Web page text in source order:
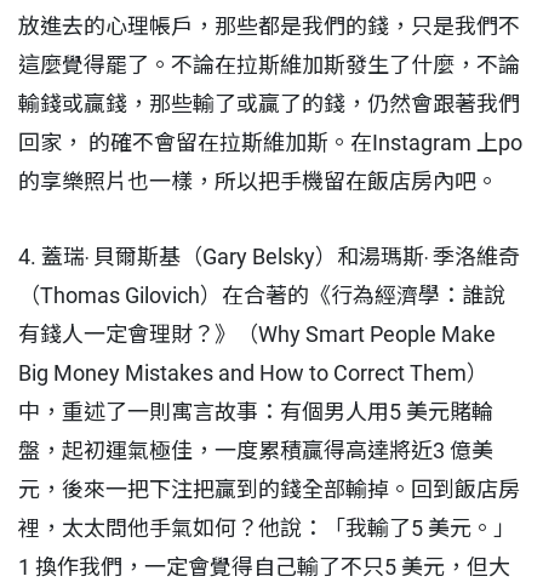
放進去的心理帳戶，那些都是我們的錢，只是我們不
這麼覺得罷了。不論在拉斯維加斯發生了什麼，不論
輸錢或贏錢，那些輸了或贏了的錢，仍然會跟著我們
回家， 的確不會留在拉斯維加斯。在Instagram 上po
的享樂照片也一樣，所以把手機留在飯店房內吧。
4. 蓋瑞‧ 貝爾斯基（Gary Belsky）和湯瑪斯‧ 季洛維奇
（Thomas Gilovich）在合著的《行為經濟學：誰說
有錢人一定會理財？》（Why Smart People Make
Big Money Mistakes and How to Correct Them）
中，重述了一則寓言故事：有個男人用5 美元賭輪
盤，起初運氣極佳，一度累積贏得高達將近3 億美
元，後來一把下注把贏到的錢全部輸掉。回到飯店房
裡，太太問他手氣如何？他說：「我輸了5 美元。」
1 換作我們，一定會覺得自己輸了不只5 美元，但大